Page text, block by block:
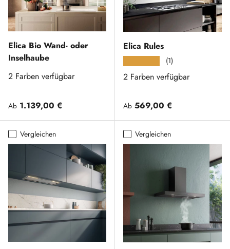
Elica Bio Wand- oder
Inselhaube
2 Farben verfügbar
Normaler Preis
Ab 1.139,00 €
Elica Rules
(1)
2 Farben verfügbar
Normaler Preis
Ab 569,00 €
Vergleichen Vergleichen